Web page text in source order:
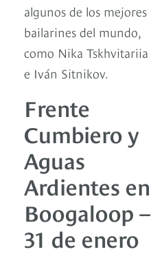
algunos de los mejores
bailarines del mundo,
como Nika Tskhvitariia
e Iván Sitnikov.
Frente
Cumbiero y
Aguas
Ardientes en
Boogaloop –
31 de enero